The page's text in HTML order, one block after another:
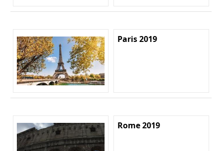
Paris 2019
Rome 2019